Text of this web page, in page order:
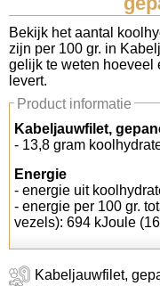
Koolhydraten
Links
Bekijk het aantal
zijn per 100 gr. in
gelijk te weten hoeveel
levert.
Product informatie
Kabeljauwfilet,
- 13,8 gram
Energie
- energie uit
- energie per 100 gr.
vezels): 694 kJoule
Kabeljauwfilet,